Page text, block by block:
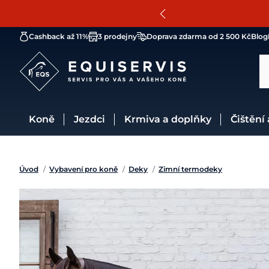
Cashback až 11% 3 prodejny Doprava zdarma od 2 500 KčBlog
Koně Jezdci Krmiva a doplňky
Úvod / Vybavení pro koně / Deky / Zimní termodeky